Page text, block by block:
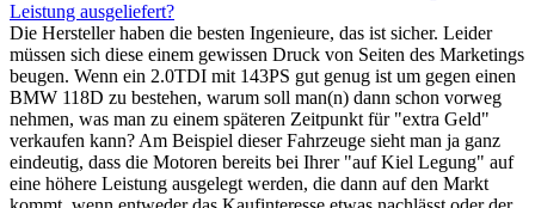
Leistung ausgeliefert?
Die Hersteller haben die besten Ingenieure, das ist sicher. Leider
müssen sich diese einem gewissen Druck von Seiten des Marketings
beugen. Wenn ein 2.0TDI mit 143PS gut genug ist um gegen einen
BMW 118D zu bestehen, warum soll man(n) dann schon vorweg
nehmen, was man zu einem späteren Zeitpunkt für "extra Geld"
verkaufen kann? Am Beispiel dieser Fahrzeuge sieht man ja ganz
eindeutig, dass die Motoren bereits bei Ihrer "auf Kiel Legung" auf
eine höhere Leistung ausgelegt werden, die dann auf den Markt